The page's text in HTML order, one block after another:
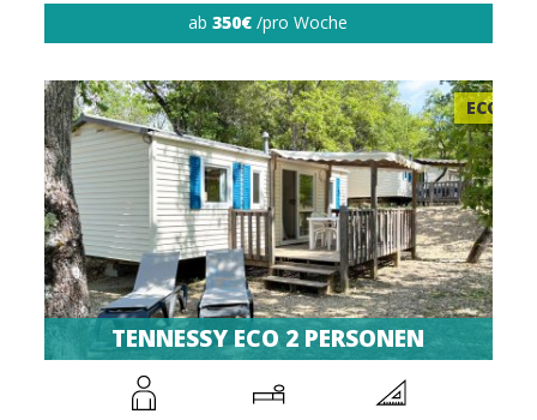
ab350€ /pro Woche
ECO
TENNESSY ECO 2 PERSONEN